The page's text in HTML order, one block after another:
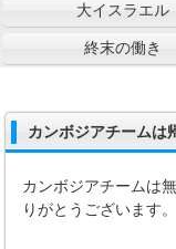
大イスラエル
終末の働き
カンボジアチームは
カンボジアチームは
りがとうございます。